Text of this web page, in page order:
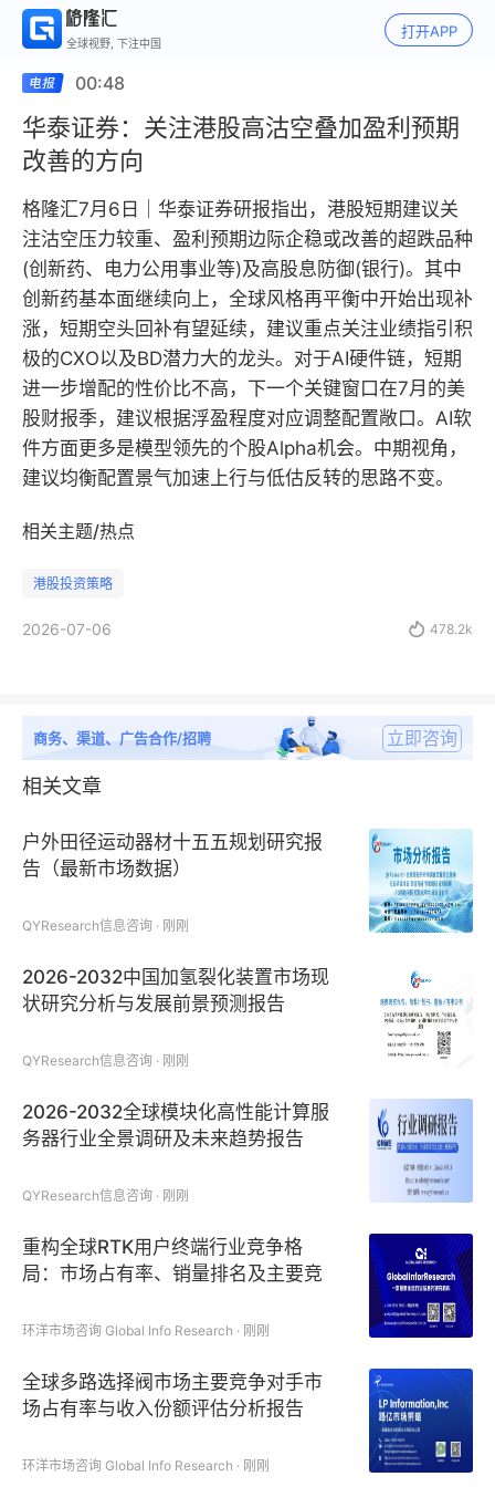
全球视野, 下注中国
打开APP
00:48
华泰证券：关注港股高沽空叠加盈利预期
改善的方向
格隆汇7月6日｜华泰证券研报指出，港股短期建议关
注沽空压力较重、盈利预期边际企稳或改善的超跌品种
(创新药、电力公用事业等)及高股息防御(银行)。其中
创新药基本面继续向上，全球风格再平衡中开始出现补
涨，短期空头回补有望延续，建议重点关注业绩指引积
极的CXO以及BD潜力大的龙头。对于AI硬件链，短期
进一步增配的性价比不高，下一个关键窗口在7月的美
股财报季，建议根据浮盈程度对应调整配置敞口。AI软
件方面更多是模型领先的个股Alpha机会。中期视角，
建议均衡配置景气加速上行与低估反转的思路不变。
相关主题/热点
港股投资策略
2026-07-06  478.2k
商务、渠道、广告合作/招聘 立即咨询
相关文章
户外田径运动器材十五五规划研究报
告（最新市场数据）
QYResearch信息咨询 · 刚刚
2026-2032中国加氢裂化装置市场现
状研究分析与发展前景预测报告
QYResearch信息咨询 · 刚刚
2026-2032全球模块化高性能计算服
务器行业全景调研及未来趋势报告
QYResearch信息咨询 · 刚刚
重构全球RTK用户终端行业竞争格
局：市场占有率、销量排名及主要竞
环洋市场咨询 Global Info Research · 刚刚
全球多路选择阀市场主要竞争对手市
场占有率与收入份额评估分析报告
环洋市场咨询 Global Info Research · 刚刚